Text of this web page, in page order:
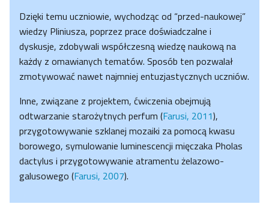
Dzięki temu uczniowie, wychodząc od “przed-naukowej”
wiedzy Pliniusza, poprzez prace doświadczalne i
dyskusje, zdobywali współczesną wiedzę naukową na
każdy z omawianych tematów. Sposób ten pozwalał
zmotywować nawet najmniej entuzjastycznych uczniów.
Inne, związane z projektem, ćwiczenia obejmują
odtwarzanie starożytnych perfum (Farusi, 2011),
przygotowywanie szklanej mozaiki za pomocą kwasu
borowego, symulowanie luminescencji mięczaka Pholas
dactylus i przygotowywanie atramentu żelazowo-
galusowego (Farusi, 2007).